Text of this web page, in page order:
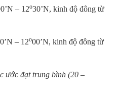
– 12o30’N, kinh độ đông từ
– 12o00’N, kinh độ đông từ
ước đạt trung bình (20 –